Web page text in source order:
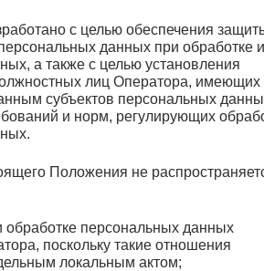
с целью обеспечения
данных при обработке
а также с целью установления
лиц Оператора, имеющих
субъектов персональных
и норм, регулирующих
Положения не
обработке персональных данных
поскольку такие отношения
локальным актом;